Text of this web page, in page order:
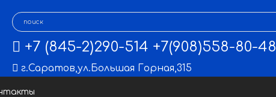
+7 (845-2)290-514 +7(908)558-80-48
г.Саратов,ул.Большая Горная,315